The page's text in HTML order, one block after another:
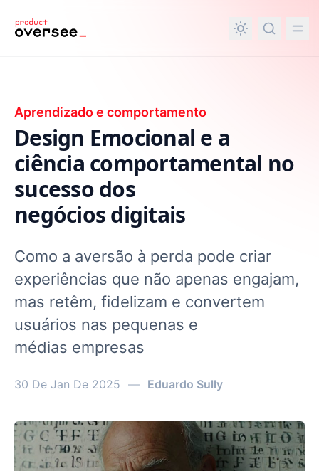
principal
Aprendizado e comportamento
Design Emocional e a
ciência comportamental no
sucesso dos
negócios digitais
Como a aversão à perda pode criar
experiências que não apenas engajam,
mas retêm, fidelizam e convertem
usuários nas pequenas e
médias empresas
30 De Jan De 2025 — Eduardo Sully